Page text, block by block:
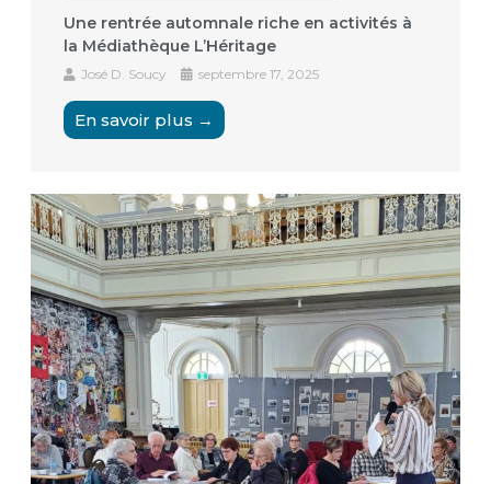
Une rentrée automnale riche en activités à
la Médiathèque L’Héritage
José D. Soucy septembre 17, 2025
En savoir plus →